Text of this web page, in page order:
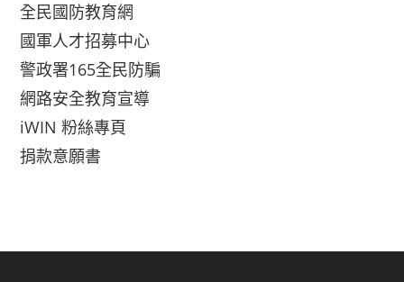
全民國防教育網
國軍人才招募中心
警政署165全民防騙
網路安全教育宣導
iWIN 粉絲專頁
捐款意願書